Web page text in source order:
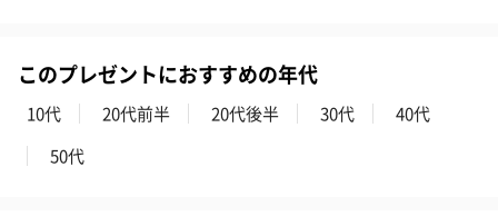
このプレゼントにおすすめの年代
10代 20代前半 20代後半 30代
40代
50代